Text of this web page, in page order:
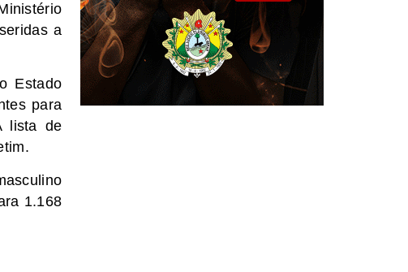
a
Estado
para
lista de
1.168